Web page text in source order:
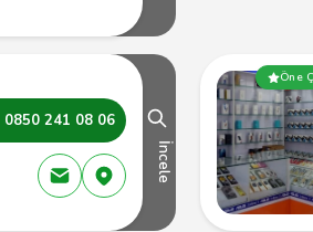
0850 241 08 06
İncele
Öne